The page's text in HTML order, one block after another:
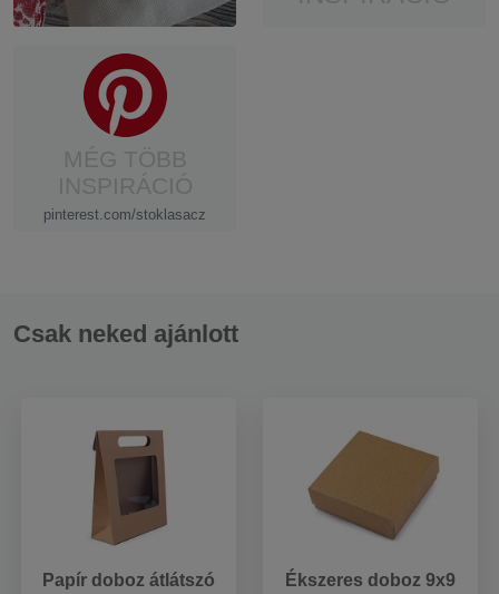
pinterest.com/stoklasacz
Csak neked ajánlott
Papír doboz átlátszó
Ékszeres doboz 9x9